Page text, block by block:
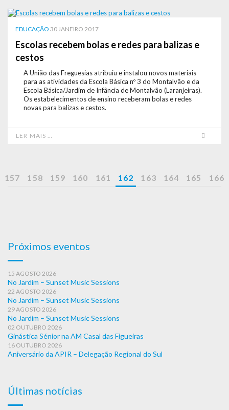
Escolas recebem bolas e redes para balizas e
cestos
EDUCAÇÃO 30 JANEIRO 2017
A União das Freguesias atribuiu e instalou novos materiais
para as atividades da Escola Básica nº 3 do Montalvão e da
Escola Básica/Jardim de Infância de Montalvão (Laranjeiras).
Os estabelecimentos de ensino receberam bolas e redes
novas para balizas e cestos.
LER MAIS …
157 158 159 160 161 162 163 164 165 166
Próximos eventos
15 AGOSTO 2026
No Jardim – Sunset Music Sessions
22 AGOSTO 2026
No Jardim – Sunset Music Sessions
29 AGOSTO 2026
No Jardim – Sunset Music Sessions
02 OUTUBRO 2026
Ginástica Sénior na AM Casal das Figueiras
16 OUTUBRO 2026
Aniversário da APIR – Delegação Regional do Sul
Últimas notícias